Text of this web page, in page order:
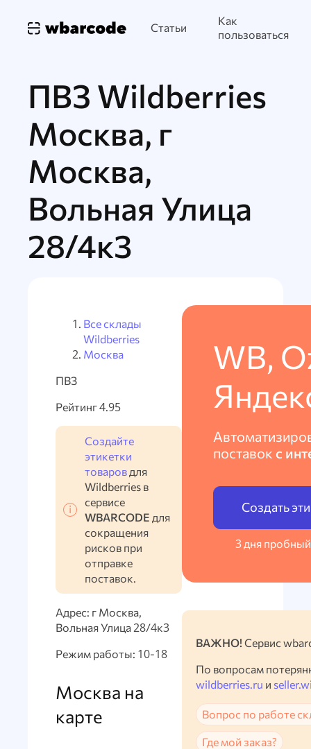
Статьи
Как
пользоваться
ПВЗ Wildberries
Москва, г
Москва,
Вольная Улица
28/4к3
Все склады
Wildberries
Москва
ПВЗ
Рейтинг 4.95
Создайте
этикетки
товаров для
Wildberries в
сервисе
WBARCODE для
сокращения
рисков при
отправке
поставок.
Адрес: г Москва,
Вольная Улица 28/4к3
Режим работы: 10-18
Москва на
карте
WB,
поставок с
Создать
3 дня
ВАЖНО! Сервис
По вопросам
wildberries.ru и
Вопрос по работе
Где мой заказ?